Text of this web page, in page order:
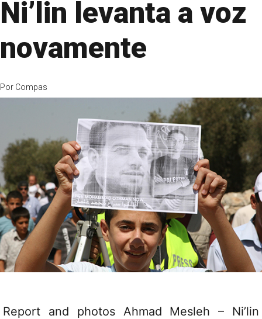
Ni’lin levanta a voz
novamente
Por Compas
Report and photos Ahmad Mesleh – Ni’lin